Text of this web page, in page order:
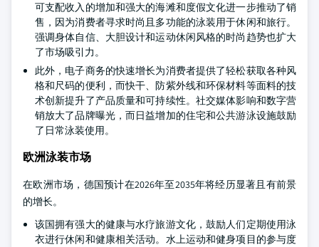
可支配收入的增加和强大的海滩和度假文化进一步推动了销
售，因为消费者寻求时尚且多功能的泳装用于休闲和旅行。
强调身体自信、大胆设计和运动休闲风格的时尚趋势也扩大
了市场吸引力。
此外，电子商务的快速增长为消费者提供了轻松获取各种风
格和尺码的便利，而快干、防紫外线和环保材料等面料的技
术创新提升了产品质量和可持续性。社交媒体影响和数字营
销放大了品牌曝光，而日益增加的住宅和公共游泳设施鼓励
了日常泳装使用。
欧洲泳装市场
在欧洲市场，德国预计在2026年至2035年将经历显著且有前景
的增长。
该国拥有强大的健康与水疗旅游文化，鼓励人们定期使用泳
衣进行休闲和健康相关活动。水上运动和健身项目的参与度